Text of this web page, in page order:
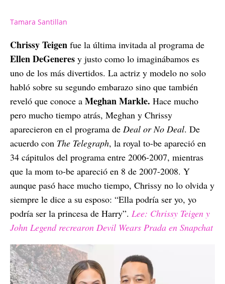
Tamara Santillan
Chrissy Teigen fue la última invitada al programa de
Ellen DeGeneres y justo como lo imaginábamos es
uno de los más divertidos. La actriz y modelo no solo
habló sobre su segundo embarazo sino que también
reveló que conoce a Meghan Markle. Hace mucho
pero mucho tiempo atrás, Meghan y Chrissy
aparecieron en el programa de Deal or No Deal. De
acuerdo con The Telegraph, la royal to-be apareció en
34 cápitulos del programa entre 2006-2007, mientras
que la mom to-be apareció en 8 de 2007-2008. Y
aunque pasó hace mucho tiempo, Chrissy no lo olvida y
siempre le dice a su esposo: “Ella podría ser yo, yo
podría ser la princesa de Harry”. Lee: Chrissy Teigen y
John Legend recrearon Devil Wears Prada en Snapchat